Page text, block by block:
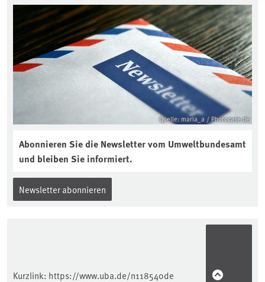
Quelle: maria_a / Photocase.de
Abonnieren Sie die Newsletter vom Umweltbundesamt
und bleiben Sie informiert.
Newsletter abonnieren
Kurzlink: https://www.uba.de/n118540de